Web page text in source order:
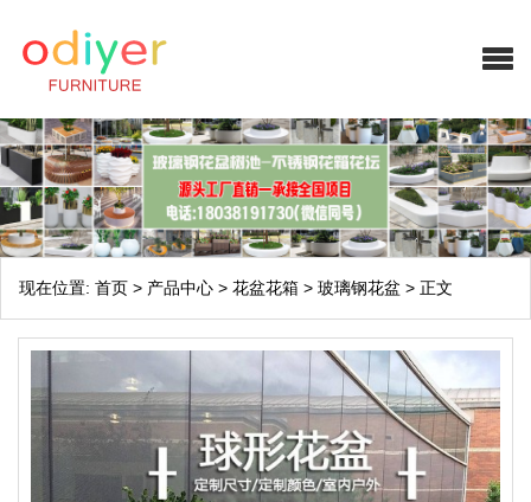
现在位置: 首页 > 产品中心 > 花盆花箱 > 玻璃钢花盆 > 正文